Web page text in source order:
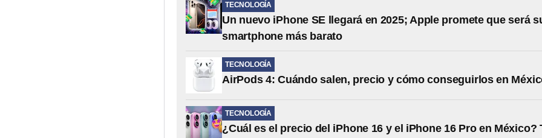
TECNOLOGÍA
Un nuevo iPhone SE llegará en 2025; Apple promete que será
smartphone más barato
TECNOLOGÍA
AirPods 4: Cuándo salen, precio y cómo conseguirlos en
TECNOLOGÍA
¿Cuál es el precio del iPhone 16 y el iPhone 16 Pro en México?